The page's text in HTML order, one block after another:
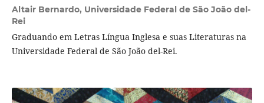
Altair Bernardo, Universidade Federal de São João del-
Rei
Graduando em Letras Língua Inglesa e suas Literaturas na
Universidade Federal de São João del-Rei.